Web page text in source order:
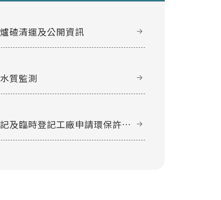
碴清運及公開資訊
質監測
及臨時登記工廠申請環保許可